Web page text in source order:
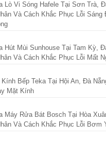
Lò Vi Sóng Hafele Tại Sơn Trà,
Và Cách Khắc Phục Lỗi Sáng
Hút Mùi Sunhouse Tại Tam Kỳ,
Và Cách Khắc Phục Lỗi Mất
Bếp Teka Tại Hội An, Đà
Mặt Kính
Máy Rửa Bát Bosch Tại Hòa
Và Cách Khắc Phục Lỗi Bơm